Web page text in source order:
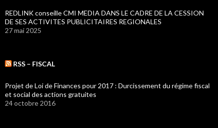
REDLINK conseille CMI MEDIA DANS LE CADRE DE LA CESSION
DE SES ACTIVITES PUBLICITAIRES REGIONALES
27 mai 2025
RSS – FISCAL
Projet de Loi de Finances pour 2017 : Durcissement du régime fiscal
et social des actions gratuites
24 octobre 2016